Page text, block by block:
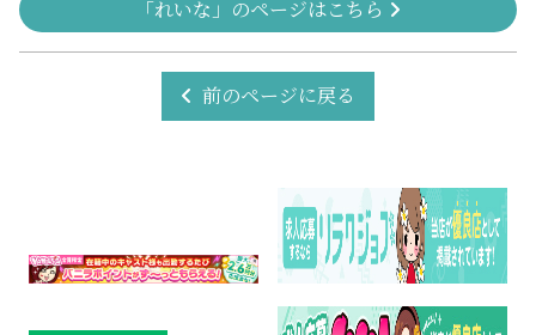
「れいな」のページはこちら
前のページに戻る